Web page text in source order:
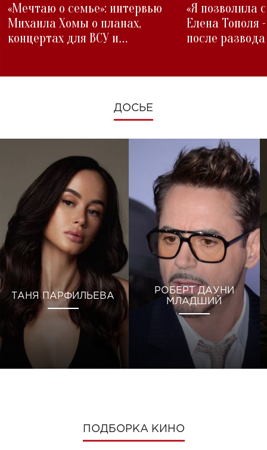
«Мечтаю о семье»: интервью
Михаила Хомы о планах,
концертах для ВСУ и
«Я позволила
Елена Тополя
после развода
ДОСЬЕ
ТАНЯ ПАРФИЛЬЕВА
РОБЕРТ ДАУНИ
МЛАДШИЙ
ПОДБОРКА КИНО